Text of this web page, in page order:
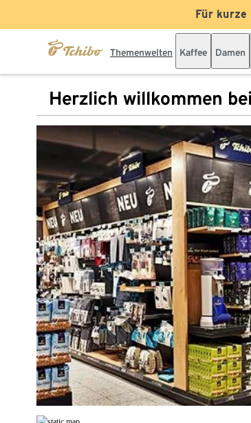
Für
Themenwelten Kaffee Damen
Herzlich willkommen